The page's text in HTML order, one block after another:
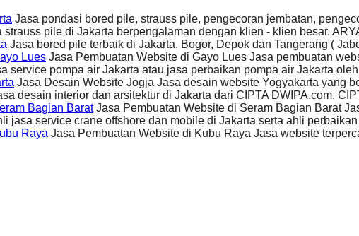
Jasa pondasi bored pile, strauss pile, pengecoran jembatan,
strauss pile di Jakarta berpengalaman dengan klien - klien besar.
Jasa bored pile terbaik di Jakarta, Bogor, Depok dan Tangerang (
Lues Jasa Pembuatan Website di Gayo Lues Jasa pembuatan
service pompa air Jakarta atau jasa perbaikan pompa air Jakarta
Jasa Desain Website Jogja Jasa desain website Yogyakarta yang
desain interior dan arsitektur di Jakarta dari CIPTA DWIPA.com.
Bagian BaratJasa Pembuatan Website di Seram Bagian Barat
jasa service crane offshore dan mobile di Jakarta serta ahli
Raya Jasa Pembuatan Website di Kubu Raya Jasa website